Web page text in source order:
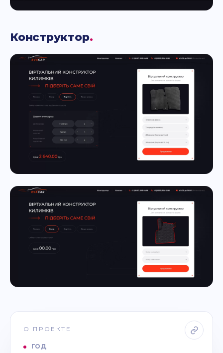
Конструктор.
О ПРОЕКТЕ
ГОД